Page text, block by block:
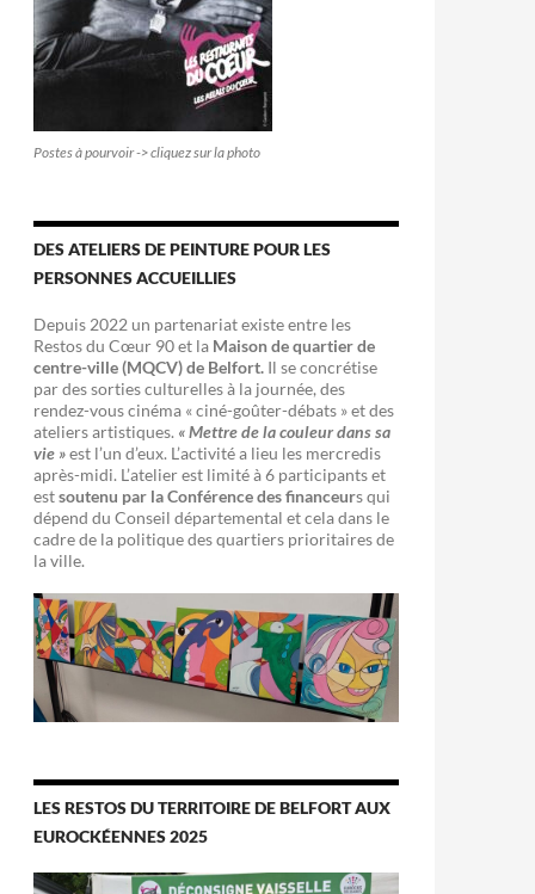
Postes à pourvoir -> cliquez sur la photo
DES ATELIERS DE PEINTURE POUR LES
PERSONNES ACCUEILLIES
Depuis 2022 un partenariat existe entre les
Restos du Cœur 90 et la Maison de quartier de
centre-ville (MQCV) de Belfort. Il se concrétise
par des sorties culturelles à la journée, des
rendez-vous cinéma « ciné-goûter-débats » et des
ateliers artistiques. « Mettre de la couleur dans sa
vie »est l’un d’eux. L’activité a lieu les mercredis
après-midi. L’atelier est limité à 6 participants et
estsoutenu par la Conférence des financeurs qui
dépend du Conseil départemental et cela dans le
cadre de la politique des quartiers prioritaires de
la ville.
LES RESTOS DU TERRITOIRE DE BELFORT AUX
EUROCKÉENNES 2025